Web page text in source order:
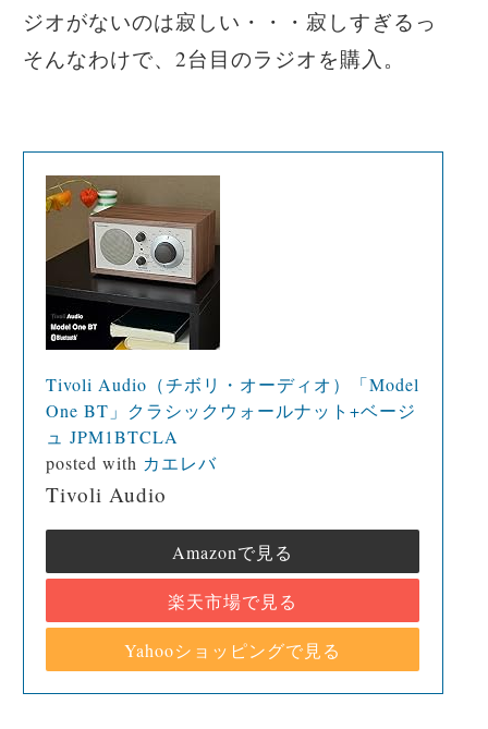
ジオがないのは寂しい・・・寂しすぎるっ
そんなわけで、2台目のラジオを購入。
Tivoli Audio（チボリ・オーディオ）「Model
One BT」クラシックウォールナット+ベージ
ュ JPM1BTCLA
posted with カエレバ
Tivoli Audio
Amazonで見る
楽天市場で見る
Yahooショッピングで見る